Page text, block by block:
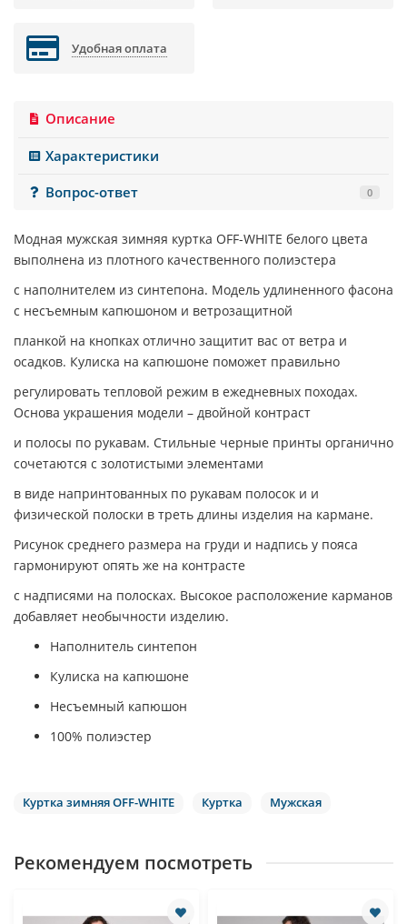
Удобная оплата
Описание
Характеристики
Вопрос-ответ
0
Модная мужская зимняя куртка OFF-WHITE белого цвета
выполнена из плотного качественного полиэстера
с наполнителем из синтепона. Модель удлиненного фасона
с несъемным капюшоном и ветрозащитной
планкой на кнопках отлично защитит вас от ветра и
осадков. Кулиска на капюшоне поможет правильно
регулировать тепловой режим в ежедневных походах.
Основа украшения модели – двойной контраст
и полосы по рукавам. Стильные черные принты органично
сочетаются с золотистыми элементами
в виде напринтованных по рукавам полосок и и
физической полоски в треть длины изделия на кармане.
Рисунок среднего размера на груди и надпись у пояса
гармонируют опять же на контрасте
с надписями на полосках. Высокое расположение карманов
добавляет необычности изделию.
Наполнитель синтепон
Кулиска на капюшоне
Несъемный капюшон
100% полиэстер
Куртка зимняя OFF-WHITE Куртка Мужская
Рекомендуем посмотреть